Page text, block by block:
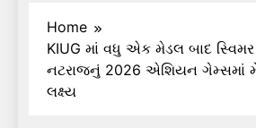
Home
KIUG માં વધુ એક મેડલ બાદ સ્વિમર
નટરાજનું 2026 એશિયન ગેમ્સમાં
લક્ષ્ય